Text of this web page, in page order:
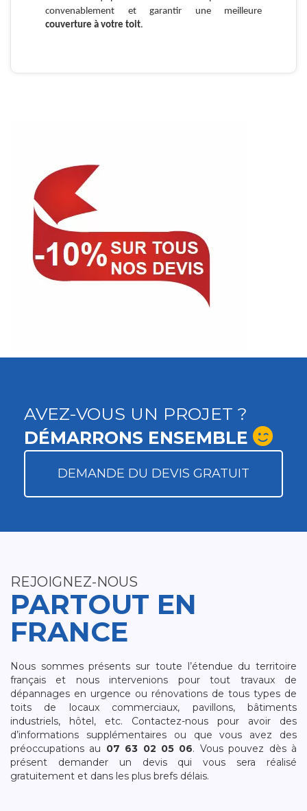
convenablement et garantir une meilleure
couverture à votre toit.
AVEZ-VOUS UN PROJET ?
DÉMARRONS ENSEMBLE
DEMANDE DU DEVIS GRATUIT
REJOIGNEZ-NOUS
PARTOUT EN
FRANCE
Nous sommes présents sur toute l’étendue du territoire
français et nous intervenions pour tout travaux de
dépannages en urgence ou rénovations de tous types de
toits de locaux commerciaux, pavillons, bâtiments
industriels, hôtel, etc. Contactez-nous pour avoir des
d’informations supplémentaires ou que vous avez des
préoccupations au 07 63 02 05 06. Vous pouvez dès à
présent demander un devis qui vous sera réalisé
gratuitement et dans les plus brefs délais.